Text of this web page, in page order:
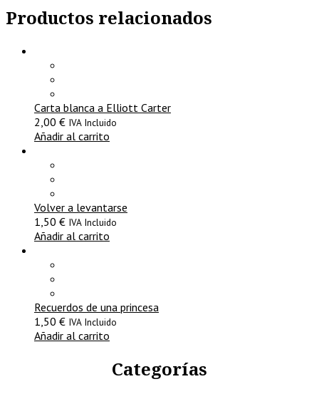
Productos relacionados
Carta blanca a Elliott Carter
2,00 € IVA Incluido
Añadir al carrito
Volver a levantarse
1,50 € IVA Incluido
Añadir al carrito
Recuerdos de una princesa
1,50 € IVA Incluido
Añadir al carrito
Categorías